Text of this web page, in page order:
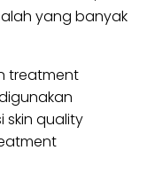
yang banyak